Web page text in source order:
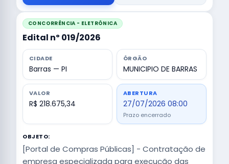
CONCORRÊNCIA - ELETRÔNICA
Edital nº 019/2026
CIDADE
Barras — PI
ÓRGÃO
MUNICIPIO DE BARRAS
VALOR
R$ 218.675,34
ABERTURA
27/07/2026 08:00
Prazo encerrado
OBJETO:
[Portal de Compras Públicas] - Contratação de
empresa especializada para execução das